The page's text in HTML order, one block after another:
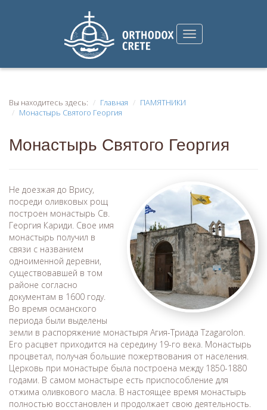
Вы находитесь здесь: Главная
ПАМЯТНИКИ
Монастырь Святого Георгия
Монастырь Святого Георгия
Не доезжая до Врису,
посреди оливковых рощ
построен монастырь Св.
Георгия Кариди. Свое имя
монастырь получил в
связи с названием
одноименной деревни,
существовавшей в том
районе согласно
документам в 1600 году.
Во время османского
периода были выделены
земли в распоряжение монастыря Агия-Триада Tzagarolon.
Его расцвет приходится на середину 19-го века. Монастырь
процветал, получая большие пожертвования от населения.
Церковь при монастыре была построена между 1850-1880
годами. В самом монастыре есть приспособление для
отжима оливкового масла. В настоящее время монастырь
полностью восстановлен и продолжает свою деятельность.